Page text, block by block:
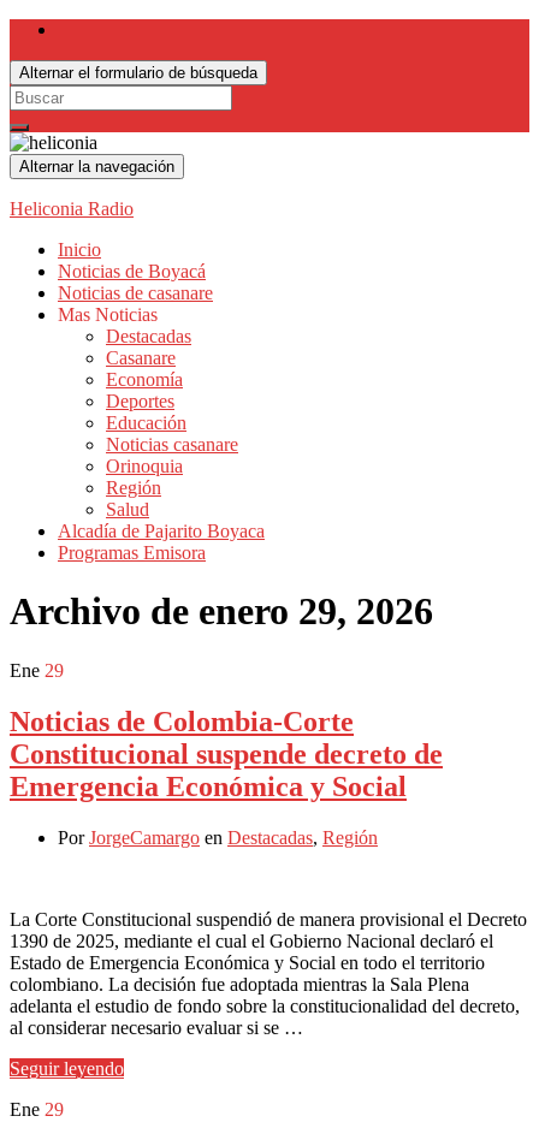
Alternar el formulario de búsqueda
Search
for:
Alternar la navegación
Heliconia Radio
Inicio
Noticias de Boyacá
Noticias de casanare
Mas Noticias
Destacadas
Casanare
Economía
Deportes
Educación
Noticias casanare
Orinoquia
Región
Salud
Alcadía de Pajarito Boyaca
Programas Emisora
Archivo de enero 29, 2026
Ene 29
Noticias de Colombia-Corte
Constitucional suspende decreto de
Emergencia Económica y Social
PorJorgeCamargo en Destacadas, Región
La Corte Constitucional suspendió de manera provisional el Decreto
1390 de 2025, mediante el cual el Gobierno Nacional declaró el
Estado de Emergencia Económica y Social en todo el territorio
colombiano. La decisión fue adoptada mientras la Sala Plena
adelanta el estudio de fondo sobre la constitucionalidad del decreto,
al considerar necesario evaluar si se …
Seguir leyendo
Ene 29